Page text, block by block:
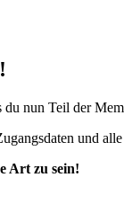
nun Teil der
und
Art zu sein!